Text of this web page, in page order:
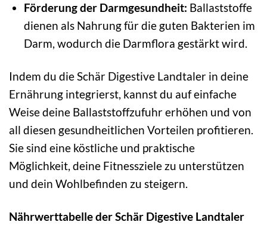
Förderung der Darmgesundheit: Ballaststoffe
dienen als Nahrung für die guten Bakterien im
Darm, wodurch die Darmflora gestärkt wird.
Indem du die Schär Digestive Landtaler in deine
Ernährung integrierst, kannst du auf einfache
Weise deine Ballaststoffzufuhr erhöhen und von
all diesen gesundheitlichen Vorteilen profitieren.
Sie sind eine köstliche und praktische
Möglichkeit, deine Fitnessziele zu unterstützen
und dein Wohlbefinden zu steigern.
Nährwerttabelle der Schär Digestive Landtaler